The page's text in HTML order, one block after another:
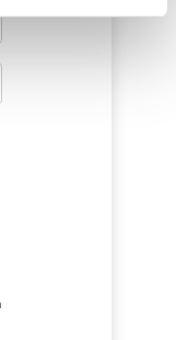
z innymi danymi
podczas